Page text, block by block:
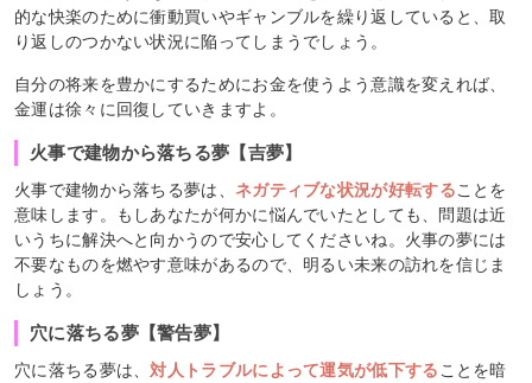
的な快楽のために衝動買いやギャンブルを繰り返していると、取
り返しのつかない状況に陥ってしまうでしょう。
自分の将来を豊かにするためにお金を使うよう意識を変えれば、
金運は徐々に回復していきますよ。
火事で建物から落ちる夢【吉夢】
火事で建物から落ちる夢は、 ネガティブな状況が好転することを
意味します。もしあなたが何かに悩んでいたとしても、問題は近
いうちに解決へと向かうので安心してくださいね。火事の夢には
不要なものを燃やす意味があるので、明るい未来の訪れを信じま
しょう。
穴に落ちる夢【警告夢】
穴に落ちる夢は、対人トラブルによって運気が低下する ことを暗